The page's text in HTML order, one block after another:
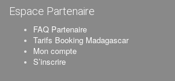
Espace Partenaire
FAQ Partenaire
Tarifs Booking Madagascar
Mon compte
S’inscrire